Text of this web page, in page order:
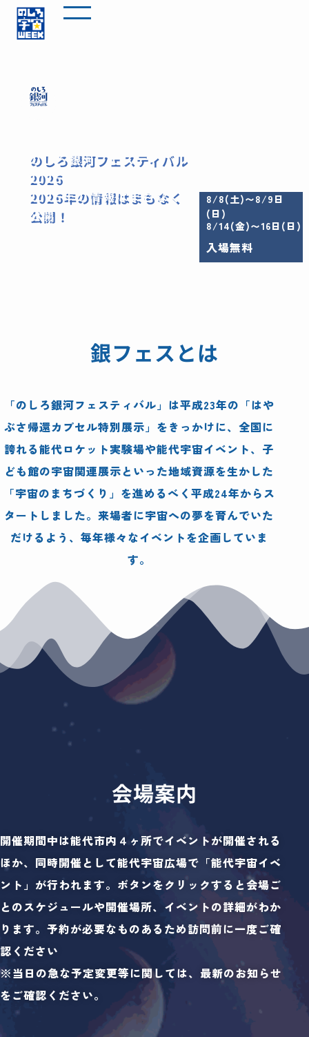
のしろ銀河フェスティバル
2026
2026年の情報はまもなく
公開！
8/8(土)〜8/9日
(日)
8/14(金)〜16日(日)
入場無料
銀フェスとは
「のしろ銀河フェスティバル」は平成23年の「はや
ぶさ帰還カプセル特別展示」をきっかけに、全国に
誇れる能代ロケット実験場や能代宇宙イベント、子
ども館の宇宙関連展示といった地域資源を生かした
「宇宙のまちづくり」を進めるべく平成24年からス
タートしました。来場者に宇宙への夢を育んでいた
だけるよう、毎年様々なイベントを企画していま
す。
会場案内
開催期間中は能代市内４ヶ所でイベントが開催される
ほか、同時開催として能代宇宙広場で「能代宇宙イベ
ント」が行われます。ボタンをクリックすると会場ご
とのスケジュールや開催場所、イベントの詳細がわか
ります。予約が必要なものあるため訪問前に一度ご確
認ください
※当日の急な予定変更等に関しては、最新のお知らせ
をご確認ください。